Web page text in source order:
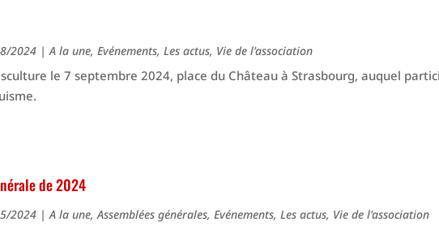
2024 |A la une,Evénements,Les actus, Vie de l'association
le 7 septembre 2024, place du Château à Strasbourg, auquel
de 2024
2024 |A la une,Assemblées générales,Evénements,Les actus, Vie de l'association